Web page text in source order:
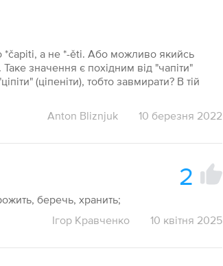
*čapiti, а не *-ěti. Або можливо якийсь
значення є похідним від "чапіти"
(ціпеніти), тобто завмирати? В тій
Anton Bliznjuk 10 березня 2022
2
беречь, хранить;
Ігор Кравченко 10 квітня 2025